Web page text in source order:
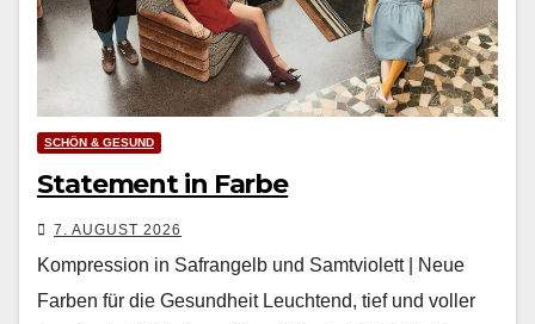
SCHÖN & GESUND
Statement in Farbe
7. AUGUST 2026
Kompression in Safrangelb und Samtviolett | Neue
Farben für die Gesundheit Leuch­t­end, tief und voller